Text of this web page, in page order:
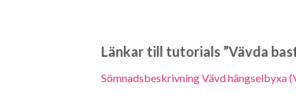
Länkar till tutorials ”Vävda
Sömnadsbeskrivning Vävd hängselbyxa